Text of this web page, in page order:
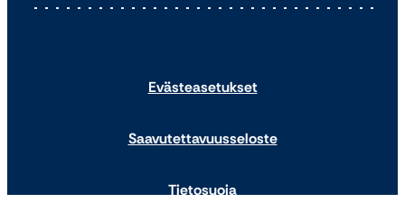
Evästeasetukset
Saavutettavuusseloste
Tietosuoja